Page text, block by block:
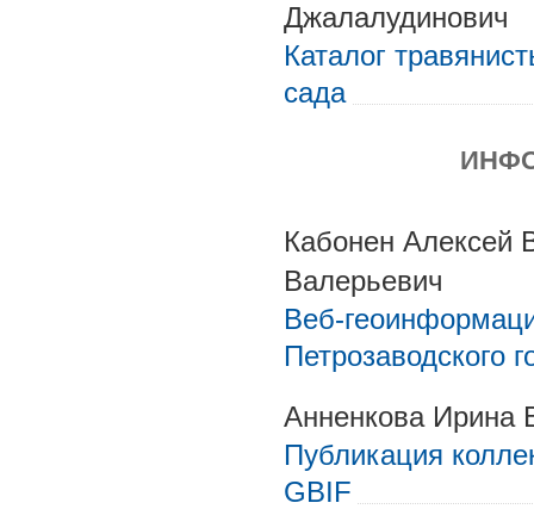
Джалалудинович
Каталог
сада
Кабонен Алексей
Валерьевич
Веб-
Петрозаводского
Анненкова Ирина
Публикация
GBIF